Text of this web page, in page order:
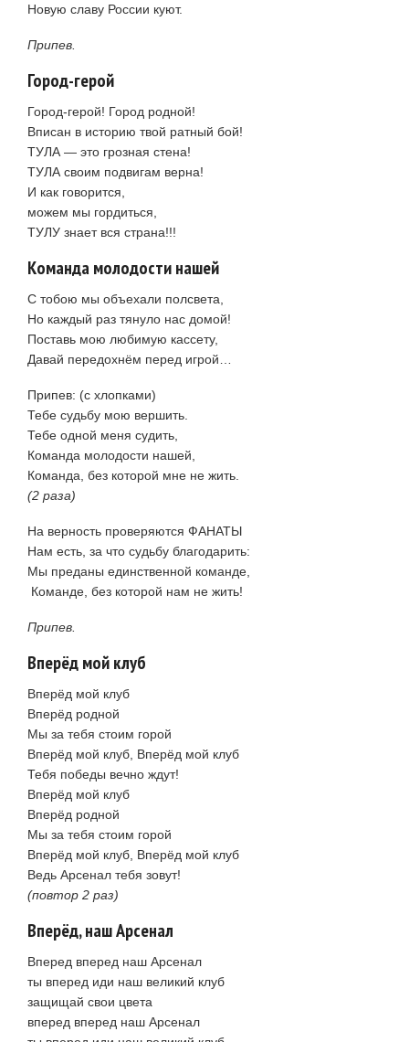
Новую славу России куют.
Припев.
Город-герой
Город-герой! Город родной!
Вписан в историю твой ратный бой!
ТУЛА — это грозная стена!
ТУЛА своим подвигам верна!
И как говорится,
можем мы гордиться,
ТУЛУ знает вся страна!!!
Команда молодости нашей
С тобою мы объехали полсвета,
Но каждый раз тянуло нас домой!
Поставь мою любимую кассету,
Давай передохнём перед игрой…
Припев: (с хлопками)
Тебе судьбу мою вершить.
Тебе одной меня судить,
Команда молодости нашей,
Команда, без которой мне не жить.
(2 раза)
На верность проверяются ФАНАТЫ
Нам есть, за что судьбу благодарить:
Мы преданы единственной команде,
Команде, без которой нам не жить!
Припев.
Вперёд мой клуб
Вперёд мой клуб
Вперёд родной
Мы за тебя стоим горой
Вперёд мой клуб, Вперёд мой клуб
Тебя победы вечно ждут!
Вперёд мой клуб
Вперёд родной
Мы за тебя стоим горой
Вперёд мой клуб, Вперёд мой клуб
Ведь Арсенал тебя зовут!
(повтор 2 раз)
Вперёд, наш Арсенал
Вперед вперед наш Арсенал
ты вперед иди наш великий клуб
защищай свои цвета
вперед вперед наш Арсенал